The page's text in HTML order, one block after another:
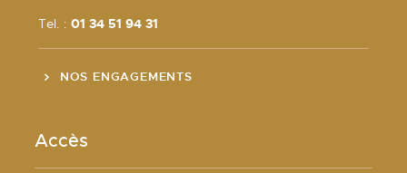
Tel. :01 34 51 94 31
NOS ENGAGEMENTS
Accès